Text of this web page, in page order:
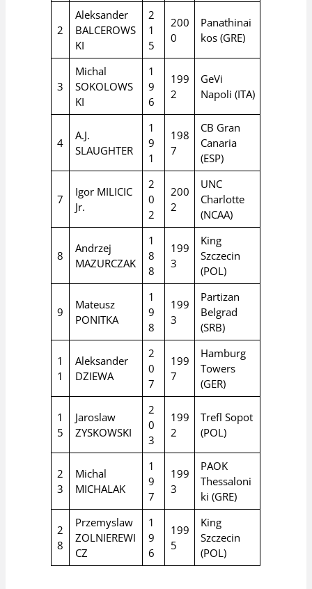
2
Aleksander
BALCEROWS
KI
2
1
5
200
0
Panathinai
kos (GRE)
3
Michal
SOKOLOWS
KI
1
9
6
199
2
GeVi
Napoli (ITA)
4
A.J.
SLAUGHTER
1
9
1
198
7
CB Gran
Canaria
(ESP)
7
Igor MILICIC
Jr.
2
0
2
200
2
UNC
Charlotte
(NCAA)
8
Andrzej
MAZURCZAK
1
8
8
199
3
King
Szczecin
(POL)
9
Mateusz
PONITKA
1
9
8
199
3
Partizan
Belgrad
(SRB)
1
1
Aleksander
DZIEWA
2
0
7
199
7
Hamburg
Towers
(GER)
1
5
Jaroslaw
ZYSKOWSKI
2
0
3
199
2
Trefl Sopot
(POL)
2
3
Michal
MICHALAK
1
9
7
199
3
PAOK
Thessaloni
ki (GRE)
2
8
Przemyslaw
ZOLNIEREWI
CZ
1
9
6
199
5
King
Szczecin
(POL)